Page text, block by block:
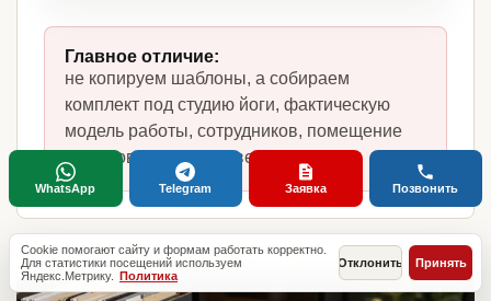
Главное отличие:
не копируем шаблоны, а собираем
комплект под студию йоги, фактическую
модель работы, сотрудников, помещение
и требования в Москве.
Cookie помогают сайту и формам работать корректно.
Для статистики посещений используем
Яндекс.Метрику. Политика
Отклонить Принять
WhatsApp Telegram Заявка Позвонить